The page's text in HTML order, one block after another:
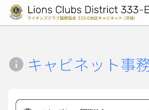
キャビネット事